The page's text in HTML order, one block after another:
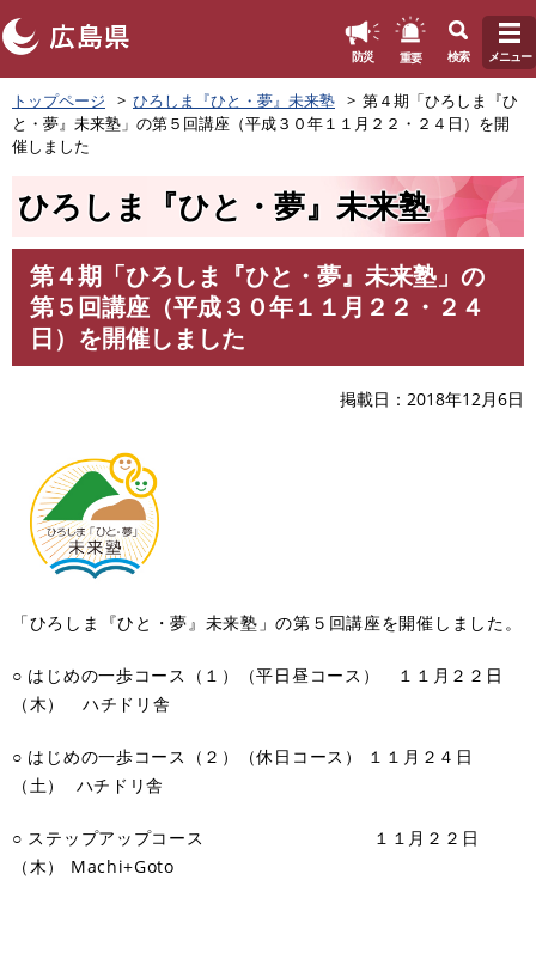
ペ
ー
ジ
の
防災 重要 検索 メニュー
トップページ ひろしま『ひと・夢』未来塾
第４期「ひろしま『ひ
と・夢』未来塾」の第５回講座（平成３０年１１月２２・２４日）を開
催しました
ひろしま『ひと・夢』未来塾
第４期「ひろしま『ひと・夢』未来塾」の
第５回講座（平成３０年１１月２２・２４
日）を開催しました
掲載日 2018年12月6日
「ひろしま『ひと・夢』未来塾」の第５回講座を開催しました。
○ はじめの一歩コース（１）（平日昼コース） １１月２２日
（木） ハチドリ舎
○ はじめの一歩コース（２）（休日コース） １１月２４日
（土） ハチドリ舎
○ ステップアップコース １１月２２日
（木） Machi+Goto